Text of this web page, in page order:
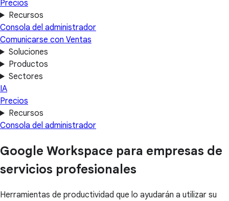
Precios
Recursos
Consola del administrador
Comunicarse con Ventas
Soluciones
Productos
Sectores
IA
Precios
Recursos
Consola del administrador
Google Workspace para empresas de
servicios profesionales
Herramientas de productividad que lo ayudarán a utilizar su